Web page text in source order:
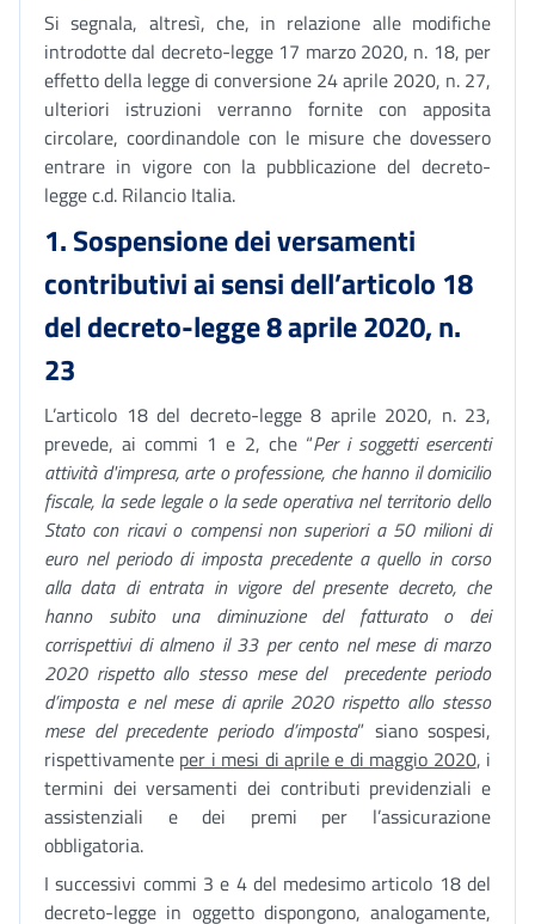
Si segnala, altresì, che, in relazione alle modifiche
introdotte dal decreto-legge 17 marzo 2020, n. 18, per
effetto della legge di conversione 24 aprile 2020, n. 27,
ulteriori istruzioni verranno fornite con apposita
circolare, coordinandole con le misure che dovessero
entrare in vigore con la pubblicazione del decreto-
legge c.d. Rilancio Italia.
1. Sospensione dei versamenti
contributiviai sensi dell’articolo 18
del decreto-legge 8 aprile 2020, n.
23
L’articolo 18 del decreto-legge 8 aprile 2020, n. 23,
prevede, ai commi 1 e 2, che “Per i soggetti esercenti
attività d'impresa, arte o professione, che hanno il domicilio
fiscale, la sede legale o la sede operativa nel territorio dello
Stato con ricavi o compensi non superiori a 50 milioni di
euro nel periodo di imposta precedente a quello in corso
alla data di entrata in vigore del presente decreto, che
hanno subito una diminuzione del fatturato o dei
corrispettivi di almeno il 33 per cento nel mese di marzo
2020 rispetto allo stesso mese del precedente periodo
d’imposta e nel mese di aprile 2020 rispetto allo stesso
mese del precedente periodo d’imposta” siano sospesi,
rispettivamente per i mesi di aprile e di maggio 2020, i
termini dei versamenti dei contributi previdenziali e
assistenziali e dei premi per l’assicurazione
obbligatoria.
I successivi commi 3 e 4 del medesimo articolo 18 del
decreto-legge in oggetto dispongono, analogamente,